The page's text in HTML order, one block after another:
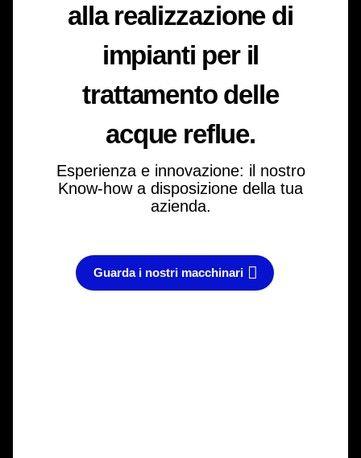
alla realizzazione di
impianti per il
trattamento delle
acque reflue.
Esperienza e innovazione: il nostro
Know-how a disposizione della tua
azienda.
Guarda i nostri macchinari